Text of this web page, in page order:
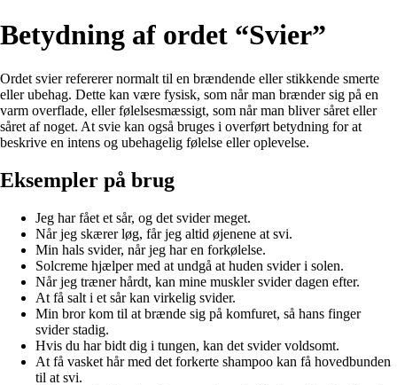
Betydning af ordet “Svier”
Ordet svier refererer normalt til en brændende eller stikkende smerte
eller ubehag. Dette kan være fysisk, som når man brænder sig på en
varm overflade, eller følelsesmæssigt, som når man bliver såret eller
såret af noget. At svie kan også bruges i overført betydning for at
beskrive en intens og ubehagelig følelse eller oplevelse.
Eksempler på brug
Jeg har fået et sår, og det svider meget.
Når jeg skærer løg, får jeg altid øjenene at svi.
Min hals svider, når jeg har en forkølelse.
Solcreme hjælper med at undgå at huden svider i solen.
Når jeg træner hårdt, kan mine muskler svider dagen efter.
At få salt i et sår kan virkelig svider.
Min bror kom til at brænde sig på komfuret, så hans finger
svider stadig.
Hvis du har bidt dig i tungen, kan det svider voldsomt.
At få vasket hår med det forkerte shampoo kan få hovedbunden
til at svi.